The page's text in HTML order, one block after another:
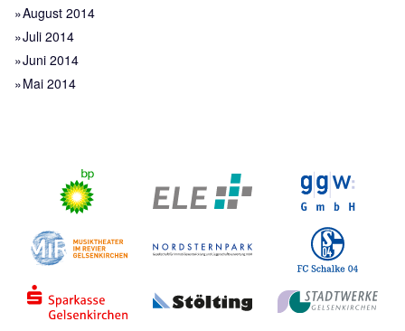
August 2014
Juli 2014
Juni 2014
Mai 2014